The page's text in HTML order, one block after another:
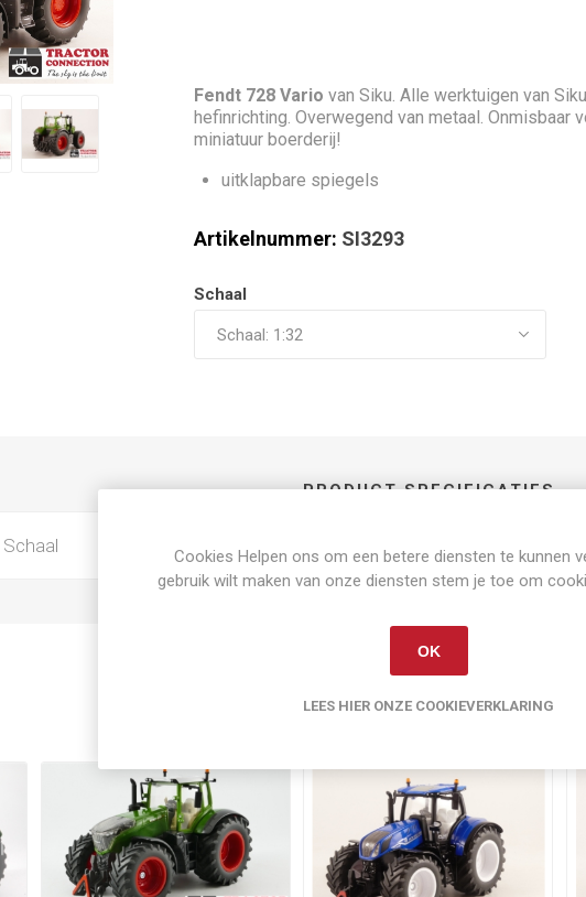
Fendt 728 Vario van Siku. Alle werktuigen van
hefinrichting. Overwegend van metaal. Onmisbaar
miniatuur boerderij!
uitklapbare spiegels
Artikelnummer: SI3293
Schaal
PRODUCT SPECIFICATIES
Schaal 1:32
Gerelateerde producten
Cookies Helpen ons om een betere diensten te kunnen
gebruik wilt maken van onze diensten stem je toe om
OK
LEES HIER ONZE COOKIEVERKLARING